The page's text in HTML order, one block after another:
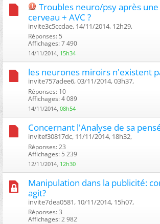
Troubles neuro/psy après
cerveau + AVC ?
invite3c5ccdae, 14/11/2014, 12h29, ‎
Réponses: 5
Affichages: 7 490
14/11/2014, 15h34
les neurones miroirs n'existent
invite757adee6, 03/11/2014, 03h37, ‎
Réponses: 10
Affichages: 4 089
14/11/2014, 08h54
Concernant l'Analyse de sa
invitef30817dc, 11/11/2014, 18h32, ‎
Réponses: 23
Affichages: 5 239
12/11/2014, 12h30
Manipulation dans la publicité:
agit?
invite7dea0581, 10/11/2014, 15h07, ‎
Réponses: 3
Affichages: 2 982